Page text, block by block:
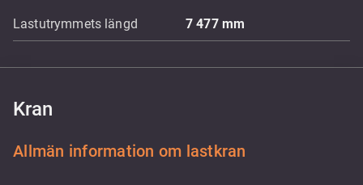
Lastutrymmets längd 7 477 mm
Kran
Allmän information om lastkran